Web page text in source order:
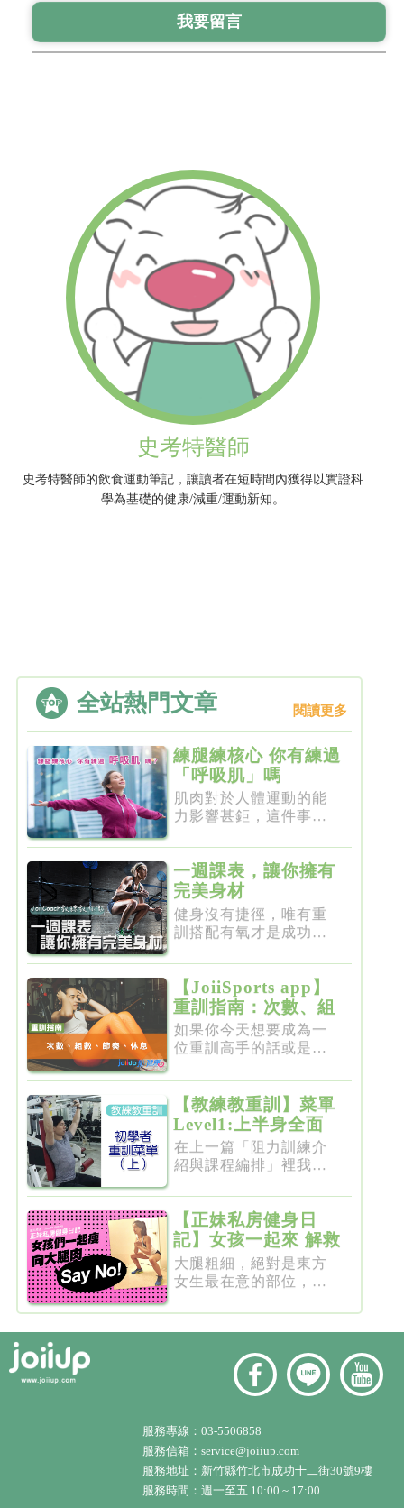
史考特醫師
史考特醫師的飲食運動筆記，讓讀者在短時間內獲得以實證科
學為基礎的健康/減重/運動新知。
全站熱門文章 閱讀更多
練腿練核心 你有練過
「呼吸肌」嗎
肌肉對於人體運動的能
力影響甚鉅，這件事一
一週課表，讓你擁有
完美身材
健身沒有捷徑，唯有重
訓搭配有氧才是成功的
【JoiiSports app】
重訓指南：次數、組
數、節奏、休息
如果你今天想要成為一
位重訓高手的話或是想
【教練教重訓】菜單
Level1:上半身全面
增肌雕塑
在上一篇「阻力訓練介
紹與課程編排」裡我們
【正妹私房健身日
記】女孩一起來 解救
粗大腿
大腿粗細，絕對是東方
女生最在意的部位，彷
服務專線： 03-5506858
服務信箱： service@joiiup.com
服務地址： 新竹縣竹北市成功十二街30號9樓
服務時間：週一至五 10:00 ~ 17:00